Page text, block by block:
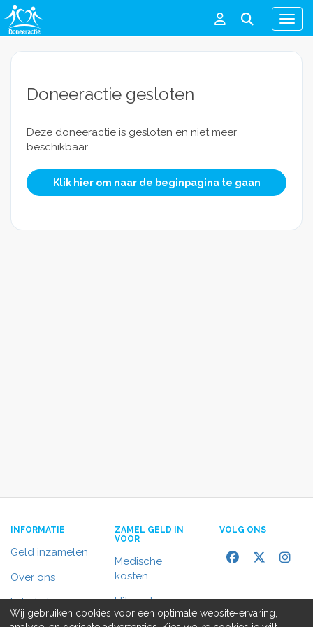
Menu
Doneeractie gesloten
Deze doneeractie is gesloten en niet meer
beschikbaar.
Klik hier om naar de beginpagina te gaan
INFORMATIE
Geld inzamelen
Over ons
In het nieuws
ZAMEL GELD IN
VOOR
Medische
kosten
Uitvaart
VOLG ONS
Wij gebruiken cookies voor een optimale website-ervaring,